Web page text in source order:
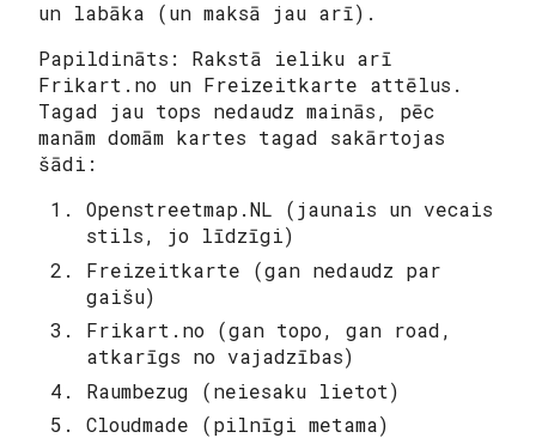
un labāka (un maksā jau arī).
Papildināts: Rakstā ieliku arī
Frikart.no un Freizeitkarte attēlus.
Tagad jau tops nedaudz mainās, pēc
manām domām kartes tagad sakārtojas
šādi:
Openstreetmap.NL (jaunais un vecais
stils, jo līdzīgi)
Freizeitkarte (gan nedaudz par
gaišu)
Frikart.no (gan topo, gan road,
atkarīgs no vajadzības)
Raumbezug (neiesaku lietot)
Cloudmade (pilnīgi metama)